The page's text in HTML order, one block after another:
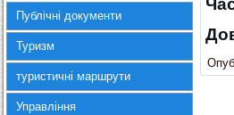
Публічні документи
Туризм
туристичні маршрути
Управління